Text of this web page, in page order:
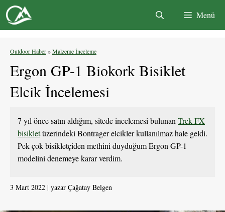
İçeriğe
atla
Menü
Outdoor Haber»Malzeme İnceleme
Ergon GP-1 Biokork Bisiklet
Elcik İncelemesi
7 yıl önce satın aldığım, sitede incelemesi bulunan Trek FX
bisikletüzerindeki Bontrager elcikler kullanılmaz hale geldi.
Pek çok bisikletçiden methini duyduğum Ergon GP-1
modelini denemeye karar verdim.
3 Mart 2022 yazar Çağatay Belgen